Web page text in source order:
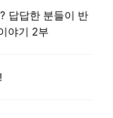
답답한 분들이 반
야기 2부